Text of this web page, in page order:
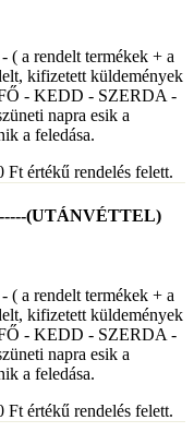
( a rendelt termékek + a
kifizetett küldemények
- KEDD - SZERDA -
napra esik a
a feledása.
Ft értékű rendelés felett.
(UTÁNVÉTTEL)
( a rendelt termékek + a
kifizetett küldemények
- KEDD - SZERDA -
napra esik a
a feledása.
Ftértékű rendelés felett.